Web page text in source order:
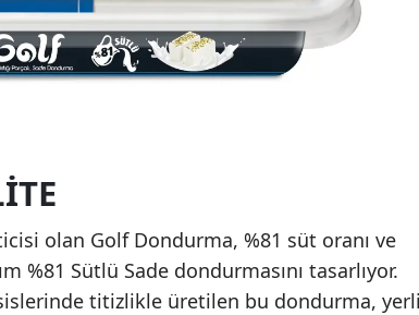
olan Golf Dondurma, %81 süt oranı ve
%81 Sütlü Sade dondurmasını tasarlıyor.
titizlikle üretilen bu dondurma,